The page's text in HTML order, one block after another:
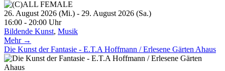
26. August 2026 (Mi.) - 29. August 2026 (Sa.)
16:00 - 20:00 Uhr
Bildende Kunst, Musik
Mehr →
Die Kunst der Fantasie - E.T.A Hoffmann / Erlesene Gärten Ahaus